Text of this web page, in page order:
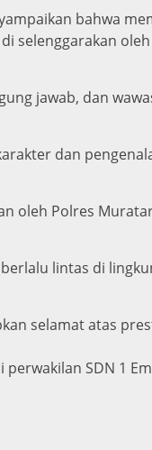
bahwa
selenggarakan
jawab, dan
dan
oleh Polres
lintas di
selamat atas
SDN 1